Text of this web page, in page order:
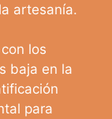
artesanía.
los
baja en la
para